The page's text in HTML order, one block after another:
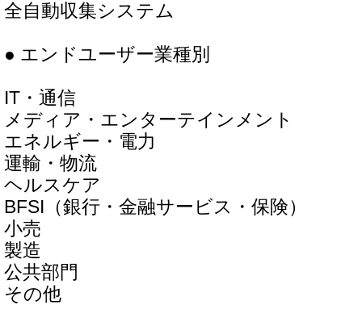
全自動収集システム
● エンドユーザー業種別
IT・通信
メディア・エンターテインメント
エネルギー・電力
運輸・物流
ヘルスケア
BFSI（銀行・金融サービス・保険）
小売
製造
公共部門
その他